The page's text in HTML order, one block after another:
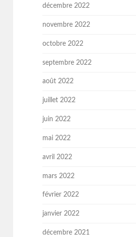
décembre 2022
novembre 2022
octobre 2022
septembre 2022
août 2022
juillet 2022
juin 2022
mai 2022
avril 2022
mars 2022
février 2022
janvier 2022
décembre 2021